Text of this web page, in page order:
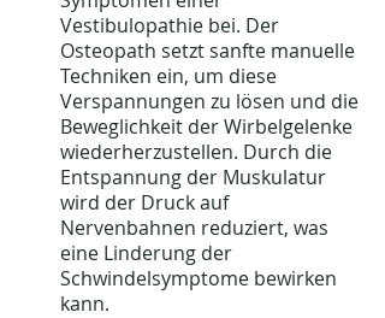
Vestibulopathie bei. Der
Osteopath setzt sanfte manuelle
Techniken ein, um diese
Verspannungen zu lösen und die
Beweglichkeit der Wirbelgelenke
wiederherzustellen. Durch die
Entspannung der Muskulatur
wird der Druck auf
Nervenbahnen reduziert, was
eine Linderung der
Schwindelsymptome bewirken
kann.